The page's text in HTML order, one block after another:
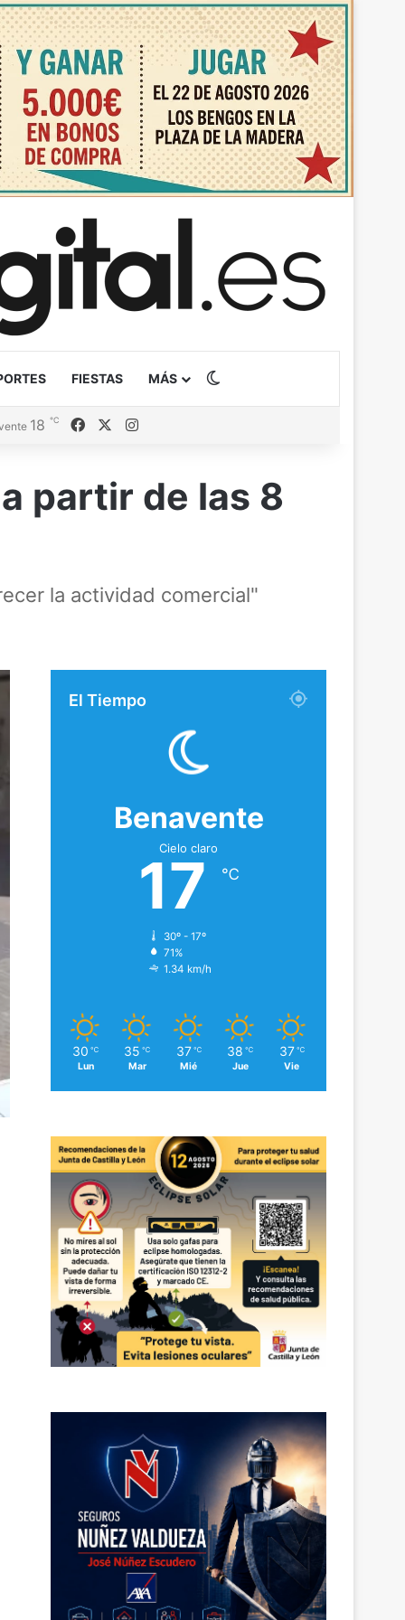
FIESTAS MÁS
18 ℃ FacebookInstagram
partir de las 8
la actividad comercial"
El Tiempo
Benavente
Cielo claro
17 ℃
30º - 17º
71%
1.34 km/h
30 ℃
Lun
35 ℃
Mar
37 ℃
Mié
38 ℃
Jue
37 ℃
Vie